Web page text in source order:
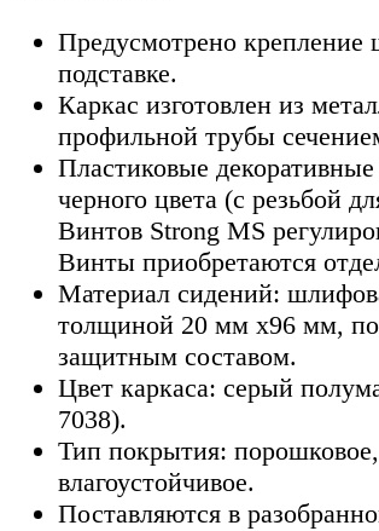
Предусмотрено крепление
подставке.
Каркас изготовлен из
профильной трубы
Пластиковые
черного цвета (с резьбой
Винтов Strong MS
Винты приобретаются
Материал сидений:
толщиной 20 мм х96 мм,
защитным составом.
Цвет каркаса: серый
7038).
Тип покрытия: порошковое,
влагоустойчивое.
Поставляются в